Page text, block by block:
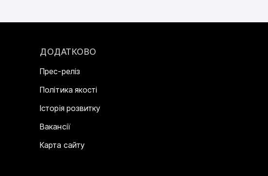
ДОДАТКОВО
Прес-реліз
Політика якості
Історія розвитку
Вакансії
Карта сайту